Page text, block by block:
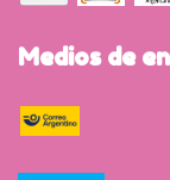
Medios de